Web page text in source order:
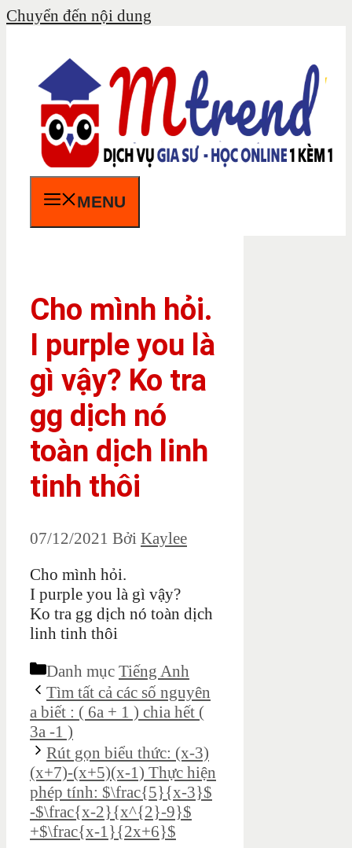
Chuyển đến nội dung
MENU
Cho mình hỏi.
I purple you là
gì vậy? Ko tra
gg dịch nó
toàn dịch linh
tinh thôi
07/12/2021 Bởi Kaylee
Cho mình hỏi.
I purple you là gì vậy?
Ko tra gg dịch nó toàn dịch
linh tinh thôi
Danh mục Tiếng Anh
Tìm tất cả các số nguyên
a biết : ( 6a + 1 ) chia hết (
3a -1 )
Rút gọn biểu thức: (x-3)
(x+7)-(x+5)(x-1) Thực hiện
phép tính: $\frac{5}{x-3}$
-$\frac{x-2}{x^{2}-9}$
+$\frac{x-1}{2x+6}$